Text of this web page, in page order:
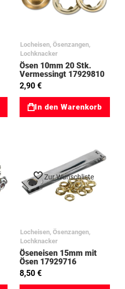
Locheisen, Ösenzangen,
Lochknacker
Ösen 10mm 20 Stk.
Vermessingt 17929810
2,90 €
In den Warenkorb
Zur Wunschliste
Locheisen, Ösenzangen,
Lochknacker
Öseneisen 15mm mit
Ösen 17929716
8,50 €